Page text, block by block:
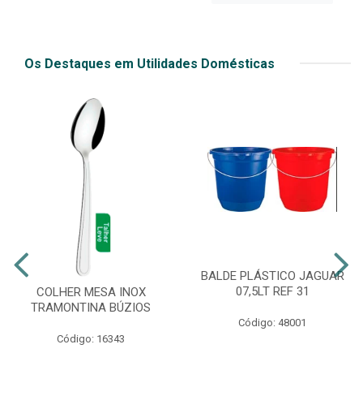
Os Destaques em Utilidades Domésticas
COLHER MESA INOX
TRAMONTINA BÚZIOS
Código: 16343
BALDE PLÁSTICO JAGUAR
07,5LT REF 31
Código: 48001